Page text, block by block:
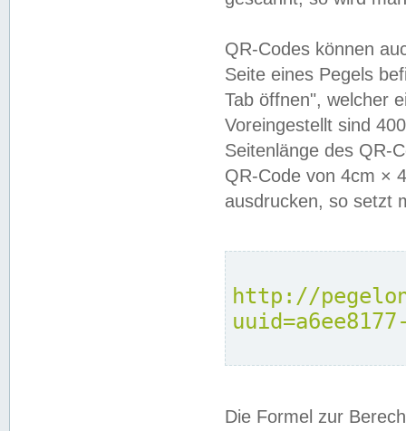
QR-Codes können
Seite eines Pegels
Tab öffnen", welcher
Voreingestellt sind
Seitenlänge des QR-
QR-Code von 4cm ×
ausdrucken, so setzt
http://
Die Formel zur